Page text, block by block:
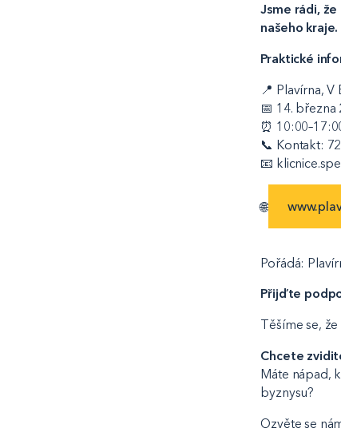
Jsme rádi,
našeho kraje.
Praktické
📍 Plavírna,
📅 14. března
⏰
📞 Kontakt:
📧
🌐
Pořádá:
Přijďte
Těšíme se,
Chcete
Máte nápad,
byznysu?
Ozvěte se